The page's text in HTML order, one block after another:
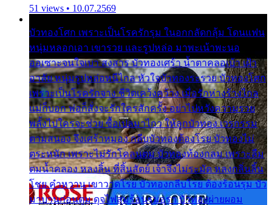
51 views • 10.07.2569
บัวทองโศก เพราะเป็นโรครักรุม ในอกกลัดกลุ้ม โดนแฟน
หนุ่มหลอกเอา เขารวย และรูปหล่อ มาพะเน้าพะนอ
ออเซาะจนใจเบา สงสาร บัวทองเศร้า น้ำตาคลอเบ้า เฝ้า
อาลัย หนุ่มรูปหล่อหนีไกล หัวใจบัวทองระรวย บัวทองโศก
เพราะเป็นโรครักจาง ชีวิตเคว้งคว้าง เมื่อรักห่างร้างไกล
แม่ก็บอก พ่อก็สั่งจะรักใครสักครั้ง อย่าไปหวังความรวย
พลั้งไปใครจะช่วย ซื้อเปลมาไกว ให้ลูกบัวทอง เวรกรรม
ตามสนอง จึงเศร้าหมอง กลีบบัวทองต้องโรย บัวทองไม่
ตระหนัก เพราะไม่รักโคลนตม บัวทองท้องกลม เพราะลืม
ตมน้ำคลอง หลงลิ้น ที่สิ้นสัตย์ เจ้าจึงไม่ระมัด หลงกลิ่นลิ้น
โชย คำหวาน เขาวาดโรย บัวทองกลีบโรย ต้องร้อนรุม บัว
มาบานก่อนตูม ดุจไฟสุมร้อนรุมอุรา บัวทองผ่ายผอม